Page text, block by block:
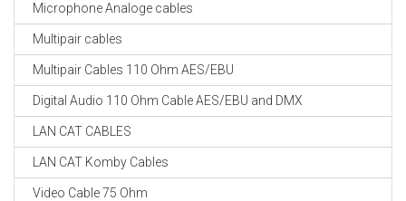
Microphone Analoge cables
Multipair cables
Multipair Cables 110 Ohm AES/EBU
Digital Audio 110 Ohm Cable AES/EBU and DMX
LAN CAT CABLES
LAN CAT Komby Cables
Video Cable 75 Ohm